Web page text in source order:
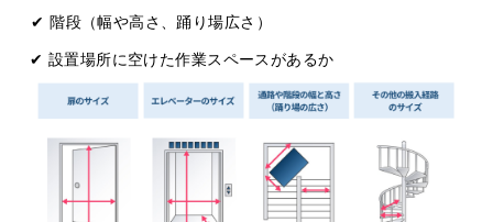
✔ 階段（幅や⾼さ、踊り場広さ）
✔ 設置場所に空けた作業スペースがあるか